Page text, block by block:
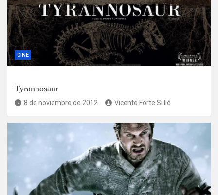
CINE
Tyrannosaur
8 de noviembre de 2012 Vicente Forte Sillié